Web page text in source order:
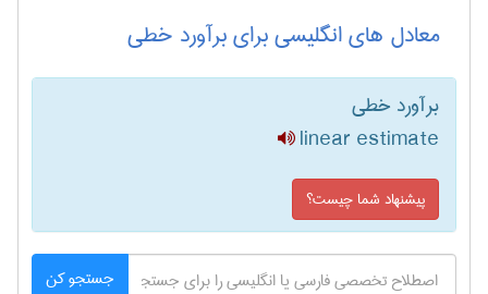
معادل های انگلیسی برای برآورد خطی
برآورد خطی
linear estimate
پیشنهاد شما چیست؟
جستجو کن